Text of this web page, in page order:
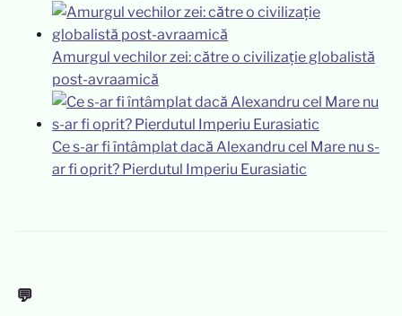
Amurgul vechilor zei: către o civilizație globalistă
post-avraamică
Ce s-ar fi întâmplat dacă Alexandru cel Mare nu s-
ar fi oprit? Pierdutul Imperiu Eurasiatic
💬